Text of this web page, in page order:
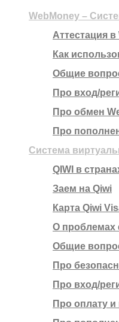
WebMoney –
Аттестация
Как
Общие
Про вход/
Про обмен
Про
Система
QIWI в
Заем на Qiwi
Карта Qiwi
О проблемах
Общие
Про
Про вход/
Про оплату и